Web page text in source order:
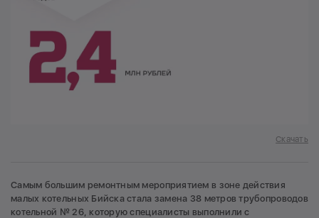
Скачать
Самым большим ремонтным мероприятием в зоне действия
малых котельных Бийска стала замена 38 метров трубопроводов
котельной № 26, которую специалисты выполнили с